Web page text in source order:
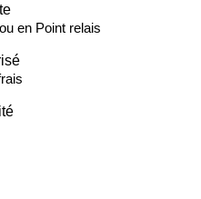
en Point relais